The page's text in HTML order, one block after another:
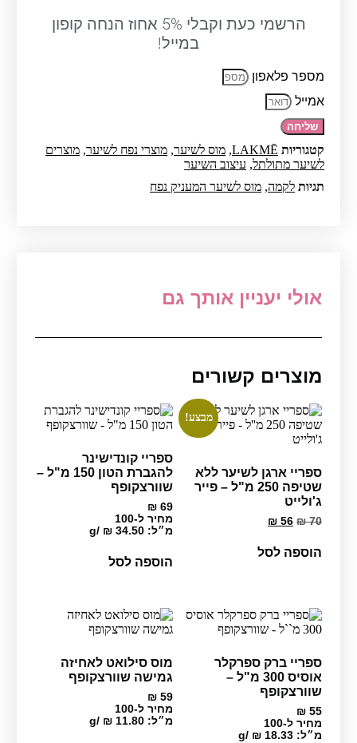
K.FINISH
במיוחד
מ"ל
-
לקמה
הרשמי כעת וקבלי 5% אחוז הנחה קופון
במייל!
מספר פלאפון
אמייל
שליחה
קטגוריות LAKMĒ
, מוס לשיער, מוצרי נפח לשיער, מוצרים
לשיער מתולתל, עיצוב השיער
תגיות לקמה, מוס לשיער המעניק נפח
אולי יעניין אותך גם
מוצרים קשורים
מבצע!
ספריי ארגן לשיער ללא
שטיפה 250 מ"ל – פייר
ג'ולייט
₪70
המחיר
היה:
₪ 70.
₪ 56
המחיר
הוא:
₪ 56.
הוספה לסל
ספריי קונדישינר
להגברת הטון 150 מ"ל –
שוורצקופף
₪69
מחיר ל-100
מ״ל:
₪34.50
/
g
הוספה לסל
ספריי ברק ספרקלר
אוסיס 300 מ"ל –
שוורצקופף
₪ 55
מחיר ל-100
מ״ל:
₪ 18.33
/
g
מוס סילואט לאחיזה
גמישה שוורצקופף
₪59
מחיר ל-100
מ״ל:
₪11.80
/
g